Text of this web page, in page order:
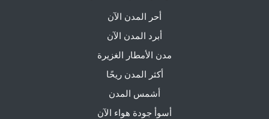
أحر المدن الآن
أبرد المدن الآن
مدن الأمطار الغزيرة
أكثر المدن ريحًا
أشمس المدن
أسوأ جودة هواء الآن